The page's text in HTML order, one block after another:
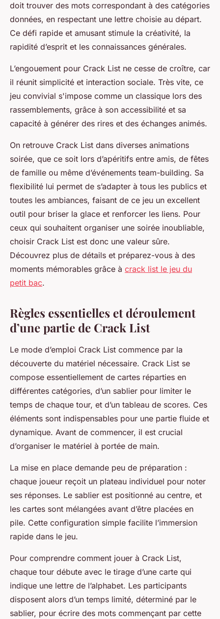
doit trouver des mots correspondant à des catégories
données, en respectant une lettre choisie au départ.
Ce défi rapide et amusant stimule la créativité, la
rapidité d’esprit et les connaissances générales.
L’engouement pour Crack List ne cesse de croître, car
il réunit simplicité et interaction sociale. Très vite, ce
jeu convivial s'impose comme un classique lors des
rassemblements, grâce à son accessibilité et sa
capacité à générer des rires et des échanges animés.
On retrouve Crack List dans diverses animations
soirée, que ce soit lors d’apéritifs entre amis, de fêtes
de famille ou même d’événements team-building. Sa
flexibilité lui permet de s’adapter à tous les publics et
toutes les ambiances, faisant de ce jeu un excellent
outil pour briser la glace et renforcer les liens. Pour
ceux qui souhaitent organiser une soirée inoubliable,
choisir Crack List est donc une valeur sûre.
Découvrez plus de détails et préparez-vous à des
moments mémorables grâce à crack list le jeu du
petit bac.
Règles essentielles et déroulement
d’une partie de Crack List
Le mode d’emploi Crack List commence par la
découverte du matériel nécessaire. Crack List se
compose essentiellement de cartes réparties en
différentes catégories, d’un sablier pour limiter le
temps de chaque tour, et d’un tableau de scores. Ces
éléments sont indispensables pour une partie fluide et
dynamique. Avant de commencer, il est crucial
d’organiser le matériel à portée de main.
La mise en place demande peu de préparation :
chaque joueur reçoit un plateau individuel pour noter
ses réponses. Le sablier est positionné au centre, et
les cartes sont mélangées avant d’être placées en
pile. Cette configuration simple facilite l’immersion
rapide dans le jeu.
Pour comprendre comment jouer à Crack List,
chaque tour débute avec le tirage d’une carte qui
indique une lettre de l’alphabet. Les participants
disposent alors d’un temps limité, déterminé par le
sablier, pour écrire des mots commençant par cette